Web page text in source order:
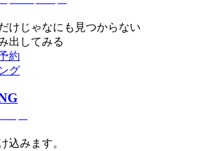
けじゃなにも見つからない
出してみる
約
込みます。